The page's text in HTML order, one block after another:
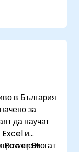
за
на
в България
за
да научат
Excel и
Power BI.ще могат